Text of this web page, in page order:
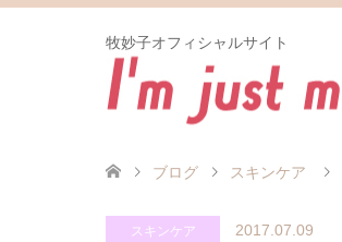
牧妙子オフィシャルサイト
ブログ スキンケア
スキンケア 2017.07.09